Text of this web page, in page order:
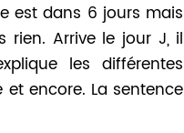
est dans 6 jours mais
rien. Arrive le jour J, il
les différentes
encore. La sentence